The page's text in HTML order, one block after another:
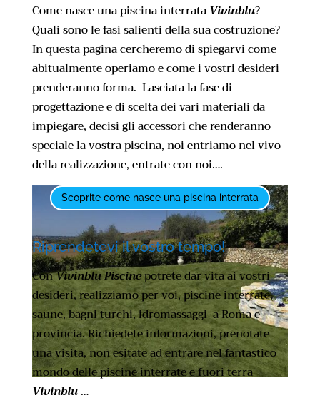
Come nasce una piscina interrata Vivinblu?
Quali sono le fasi salienti della sua costruzione?
In questa pagina cercheremo di spiegarvi come
abitualmente operiamo e come i vostri desideri
prenderanno forma. Lasciata la fase di
progettazione e di scelta dei vari materiali da
impiegare, decisi gli accessori che renderanno
speciale la vostra piscina, noi entriamo nel vivo
della realizzazione, entrate con noi….
Scoprite come nasce una piscina interrata
Riprendetevi il vostro tempo!
ConVivinblu Piscinepotrete dar vita ai vostri
desideri, realizziamo per voi, piscine interrate,
saune, bagni turchi, idromassaggi a Roma e
provincia. Richiedete informazioni, prenotate
una visita, non esitate ad entrare nel fantastico
mondo delle piscine interrate e fuori terra
Vivinblu…